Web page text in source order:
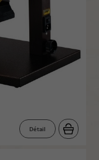
Détail